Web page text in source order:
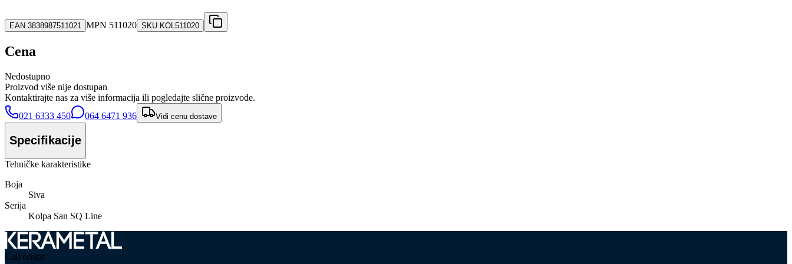
EAN 3838987511021 MPN 511020 SKU KOL511020
Cena
Nedostupno
Proizvod više nije dostupan
Kontaktirajte nas za više informacija ili pogledajte slične proizvode.
021 6333 450
064 6471 936 Vidi cenu dostave
Specifikacije
Tehničke karakteristike
Boja
Siva
Serija
Kolpa San SQ Line
Call centar